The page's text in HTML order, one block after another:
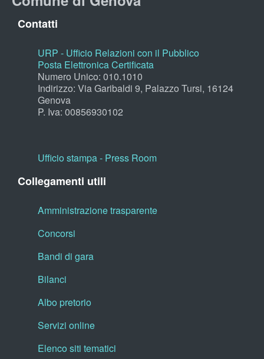
Contatti
URP - Ufficio Relazioni con il Pubblico
Posta Elettronica Certificata
Numero Unico: 010.1010
Indirizzo: Via Garibaldi 9, Palazzo Tursi, 16124
Genova
P. Iva: 00856930102
Ufficio stampa - Press Room
Collegamenti utili
Amministrazione trasparente
Concorsi
Bandi di gara
Bilanci
Albo pretorio
Servizi online
Elenco siti tematici